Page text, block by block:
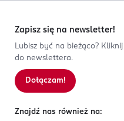
Zapisz się na newsletter!
Lubisz być na bieżąco?
do newslettera.
Dołączam!
Znajdź nas również na: